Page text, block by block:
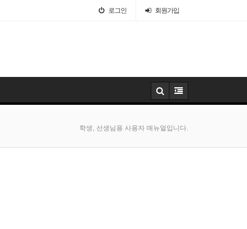
로그인 회원가입
학생, 선생님용 사용자 매뉴얼입니다.